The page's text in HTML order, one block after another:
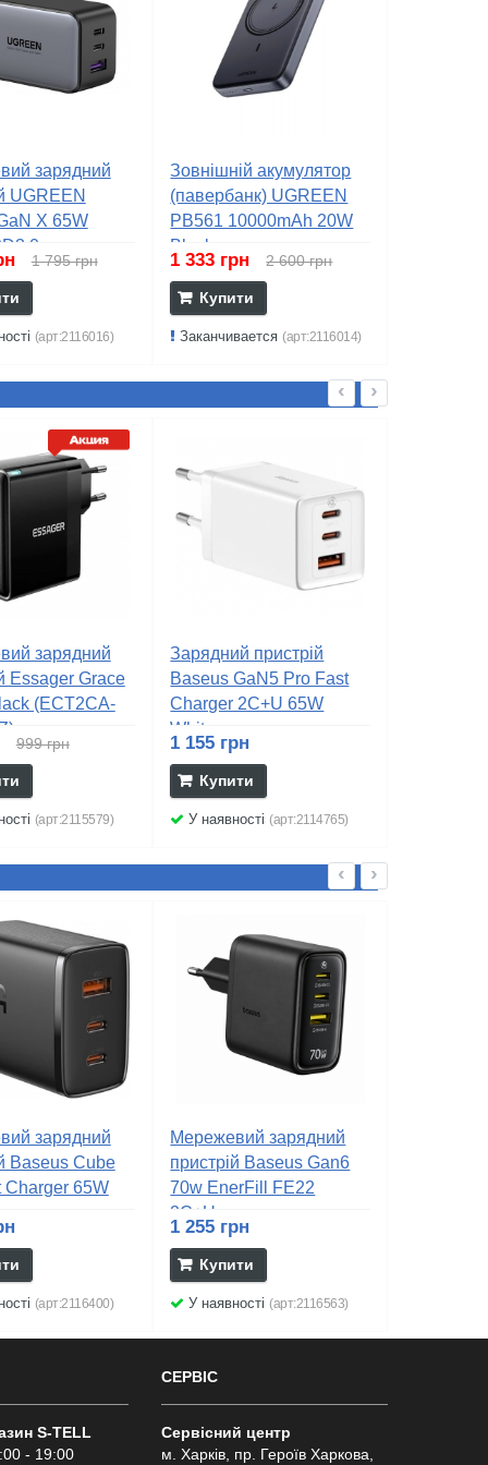
зарядний
UGREEN
X 65W
1 795 грн
(арт:2116016)
Зовнішній акумулятор
(павербанк) UGREEN
PB561 10000mAh 20W
Black...
1 333 грн 2 600 грн
Купити
Заканчивается(арт:2116014)
‹ ›
зарядний
Essager Grace
(ECT2CA-
999 грн
(арт:2115579)
Зарядний пристрій
Baseus GaN5 Pro Fast
Charger 2C+U 65W
White...
1 155 грн
Купити
У наявності(арт:2114765)
‹ ›
зарядний
Baseus Cube
Charger 65W
(арт:2116400)
Мережевий зарядний
пристрій Baseus Gan6
70w EnerFill FE22
2C+U...
1 255 грн
Купити
У наявності(арт:2116563)
S-TELL
- 19:00
СЕРВІС
Сервісний центр
м. Харків, пр. Героїв Харкова,